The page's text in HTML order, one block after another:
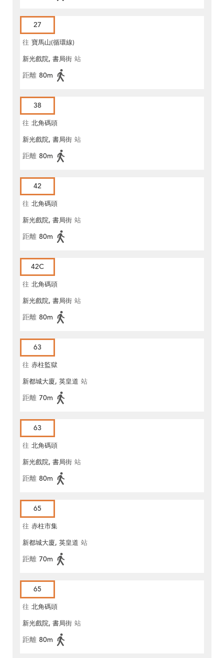
27
往 寶馬山(循環線)
新光戲院, 書局街 站
距離 80m
38
往 北角碼頭
新光戲院, 書局街 站
距離 80m
42
往 北角碼頭
新光戲院, 書局街 站
距離 80m
42C
往 北角碼頭
新光戲院, 書局街 站
距離 80m
63
往 赤柱監獄
新都城大廈, 英皇道 站
距離 70m
63
往 北角碼頭
新光戲院, 書局街 站
距離 80m
65
往 赤柱市集
新都城大廈, 英皇道 站
距離 70m
65
往 北角碼頭
新光戲院, 書局街 站
距離 80m